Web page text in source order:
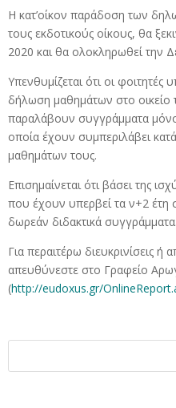
Η κατ’οίκον παράδοση των
τους εκδοτικούς οίκους, θα
2020 και θα ολοκληρωθεί την
Υπενθυμίζεται ότι οι
δήλωση μαθημάτων στο οικείο
παραλάβουν συγγράμματα
οποία έχουν συμπεριλάβει
μαθημάτων τους.
Επισημαίνεται ότι βάσει της
που έχουν υπερβεί τα ν+2 έτη
δωρεάν διδακτικά συγγράμματα.
Για περαιτέρω διευκρινίσεις ή
απευθύνεστε στο Γραφείο
(http://eudoxus.gr/